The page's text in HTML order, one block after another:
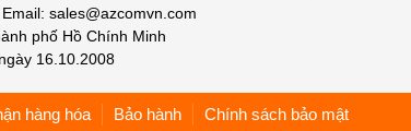
sales@azcomvn.com
phố Hồ Chính Minh
16.10.2008
hàng hóa Bảo hành Chính sách bảo mật